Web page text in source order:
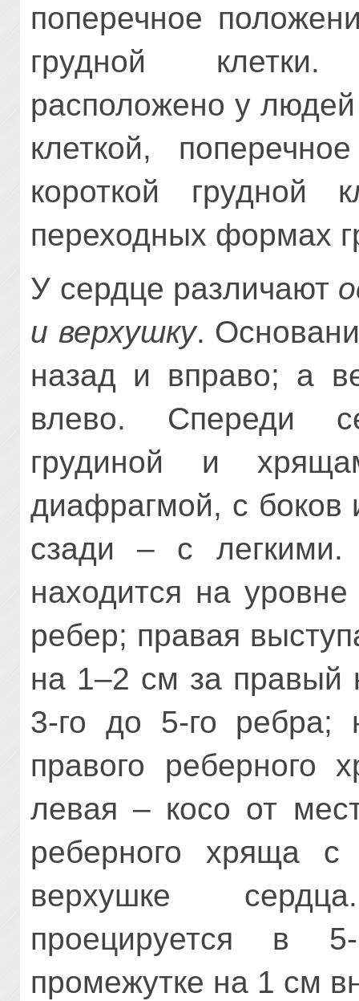
поперечное
грудной
расположено у
клеткой,
короткой
переходных формах
У сердце различают
и верхушку.
назад и вправо; а
влево. Спереди
грудиной и
диафрагмой, с боков
сзади – с легкими.
находится на
ребер; правая
на 1–2 см за правый
3-го до 5-го ребра;
правого реберного
левая – косо от
реберного хряща с
верхушке
проецируется в
промежутке на 1 см